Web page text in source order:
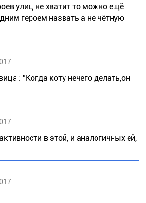
улиц не хватит то можно ещё
героем назвать а не чётную
: "Когда коту нечего делать,он
в этой, и аналогичных ей,